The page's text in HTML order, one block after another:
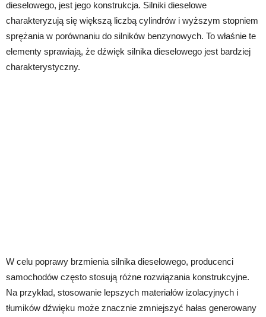
dieselowego, jest jego konstrukcja. Silniki dieselowe
charakteryzują się większą liczbą cylindrów i wyższym stopniem
sprężania w porównaniu do silników benzynowych. To właśnie te
elementy sprawiają, że dźwięk silnika dieselowego jest bardziej
charakterystyczny.
W celu poprawy brzmienia silnika dieselowego, producenci
samochodów często stosują różne rozwiązania konstrukcyjne.
Na przykład, stosowanie lepszych materiałów izolacyjnych i
tłumików dźwięku może znacznie zmniejszyć hałas generowany